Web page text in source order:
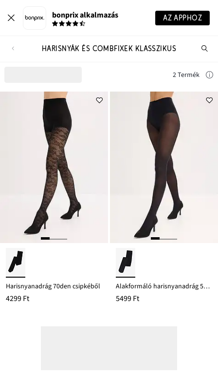
bonprix alkalmazás AZ APPHOZ
HARISNYÁK ÉS COMBFIXEK KLASSZIKUS
2 Termék
Harisnyanadrág 70den csipkéből
4299 Ft
Alakformáló harisnyanadrág 50den komfort derékpánttal
5499 Ft